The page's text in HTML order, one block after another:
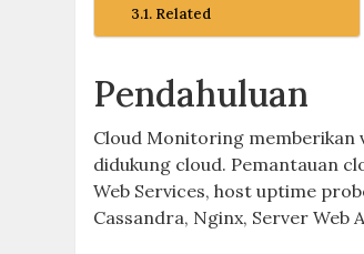
Related
Pendahuluan
Cloud Monitoring memberikan
didukung cloud. Pemantauan
Web Services, host uptime
Cassandra, Nginx, Server Web